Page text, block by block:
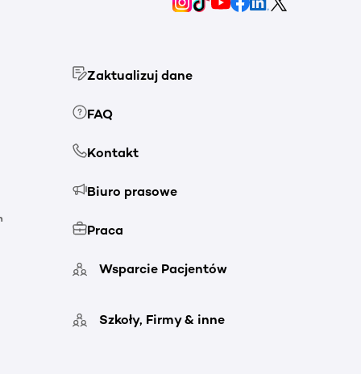
Zaktualizuj dane
FAQ
Kontakt
Biuro prasowe
Praca
Wsparcie Pacjentów
Szkoły, Firmy & inne